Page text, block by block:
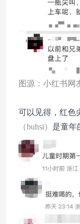
图源：小红书网
可以见得，红色
（buhsi） 是童年